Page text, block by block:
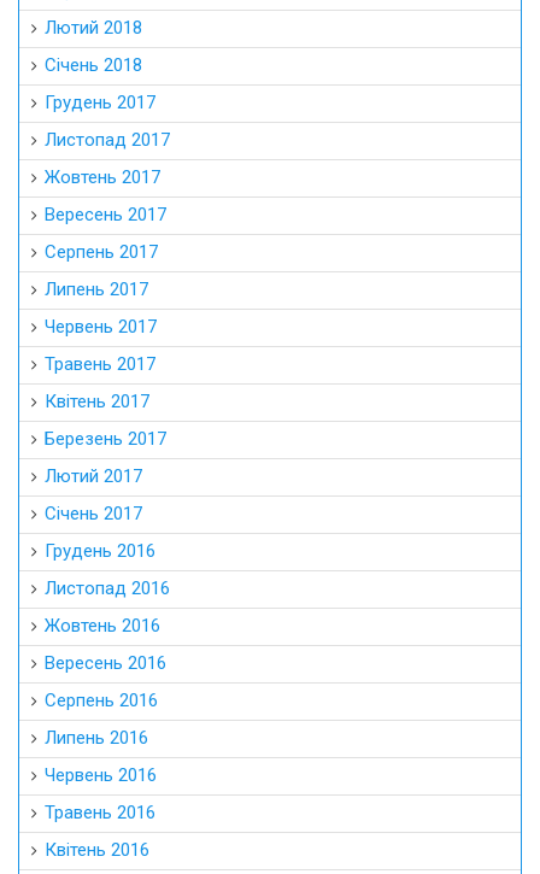
Лютий 2018
Січень 2018
Грудень 2017
Листопад 2017
Жовтень 2017
Вересень 2017
Серпень 2017
Липень 2017
Червень 2017
Травень 2017
Квітень 2017
Березень 2017
Лютий 2017
Січень 2017
Грудень 2016
Листопад 2016
Жовтень 2016
Вересень 2016
Серпень 2016
Липень 2016
Червень 2016
Травень 2016
Квітень 2016